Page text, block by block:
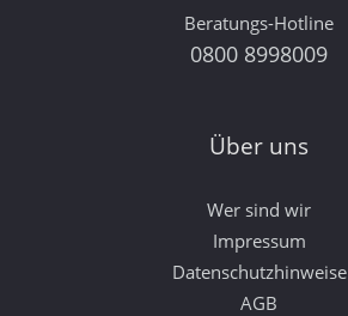
Beratungs-Hotline
0800 8998009
Über uns
Wer sind wir
Impressum
Datenschutzhinweise
AGB